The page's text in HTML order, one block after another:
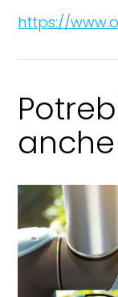
https://
anche